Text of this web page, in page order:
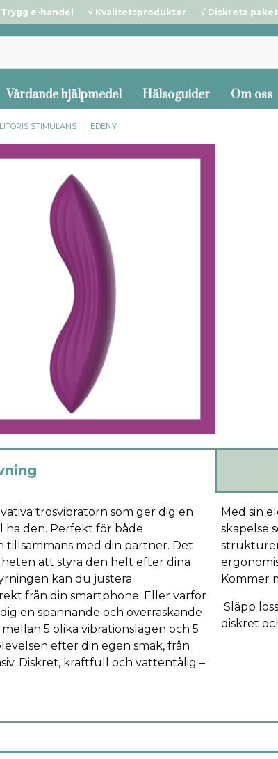
Trygg e-handel √ Kvalitetsprodukter √ Diskreta
Vårdande hjälpmedel Hälsoguider Om oss
STIMULANS EDENY
trosvibratorn som ger dig en
den. Perfekt för både
tillsammans med din partner. Det
att styra den helt efter dina
kan du justera
från din smartphone. Eller varför
en spännande och överraskande
5 olika vibrationslägen och 5
efter din egen smak, från
Diskret, kraftfull och vattentålig –
Med sin
skapelse
Kommer
Släpp
diskret